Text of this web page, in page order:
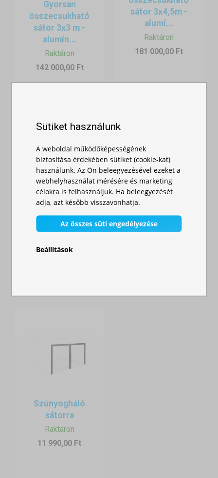
szabadban. A megfelelő sátor kiválasztása, a szükséges kiegészítők
– például összecsukható asztalok – beszerzése, valamint az esztétika
és a kényelem figyelembevétele kulcsfontosságú a sikerhez. A
sátrak rugalmasságának köszönhetően funkcionális, kényelmes és
vonzó tér alakítható ki, amely vonzza a vendégeket és felejthetetlen
hangulatot teremt minden eseményen.
Gyorsan
összecsukható
sátor 3x3 m -
alumín...
Raktáron
142 000,00 Ft
sátor 3x4,5m -
alumí...
Raktáron
181 000,00 Ft
Gyorsan
összecsukható
sátor 3x3 m -
Raktáron
Összecsukható
műanyag asztal
52 000,00 Ft
Szúnyogháló
sátorra
Raktáron
11 990,00 Ft
Sütiket használunk
A weboldal működőképességének
biztosítása érdekében sütiket (cookie-kat)
használunk. Az Ön beleegyezésével ezeket a
webhelyhasználat mérésére és marketing
célokra is felhasználjuk. Ha beleegyezését
adja, azt később visszavonhatja.
Az összes süti engedélyezése
Beállítások